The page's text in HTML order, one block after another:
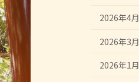
2026年4月
2026年3月
2026年1月